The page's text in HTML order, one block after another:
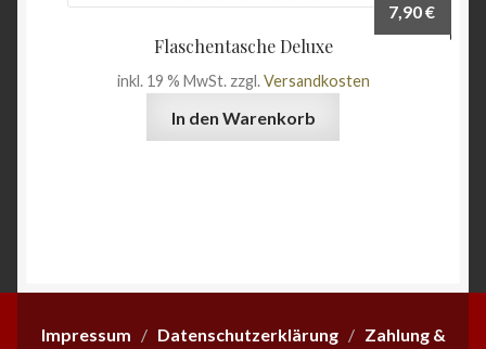
Flaschentasche Deluxe
7,90€
inkl. 19 % MwSt. zzgl.Versandkosten
In den Warenkorb
Impressum / Datenschutzerklärung/ Zahlung &